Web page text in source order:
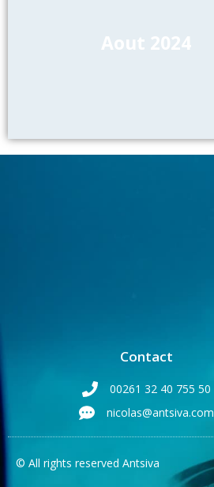
Aout 2024
Contact
00261 32 40 755 50
nicolas@antsiva.com
© All rights reserved Antsiva